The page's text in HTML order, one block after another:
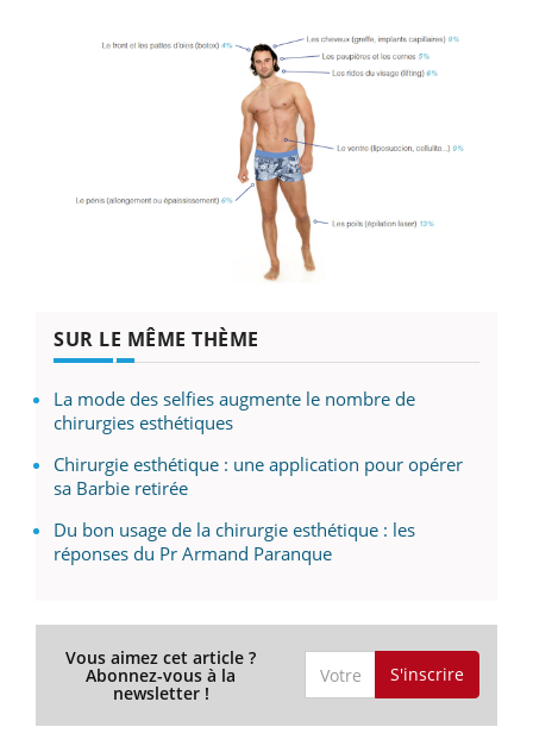
SUR LE MÊME THÈME
La mode des selfies augmente le nombre de
chirurgies esthétiques
Chirurgie esthétique : une application pour opérer
sa Barbie retirée
Du bon usage de la chirurgie esthétique : les
réponses du Pr Armand Paranque
Vous aimez cet article ?
Abonnez-vous à la
newsletter !
S'inscrire